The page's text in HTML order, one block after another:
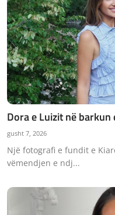
Dora e Luizit në
gusht 7, 2026
Një fotografi e fundit e
vëmendjen e ndj...